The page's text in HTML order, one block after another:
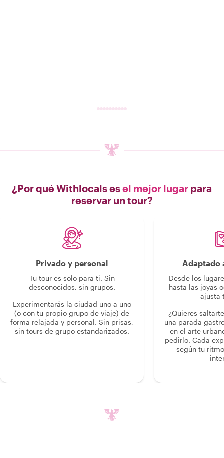
¿Por qué Withlocals esel mejor lugar para
reservar un tour?
Privado y personal
Tu tour es solo para ti. Sin
desconocidos, sin grupos.
Experimentarás la ciudad uno a uno
(o con tu propio grupo de viaje) de
forma relajada y personal. Sin prisas,
sin tours de grupo estandarizados.
Adaptado
Desde los
hasta las joyas
ajusta
¿Quieres
una parada
en el arte
pedirlo. Cada
según tu